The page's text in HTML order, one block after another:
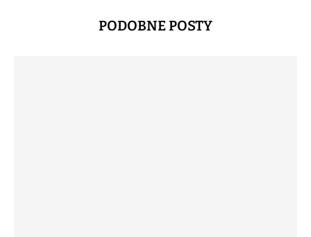
PODOBNE POSTY